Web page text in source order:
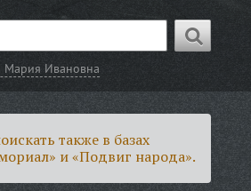
Мария Ивановна
также в базах
и «Подвиг народа».